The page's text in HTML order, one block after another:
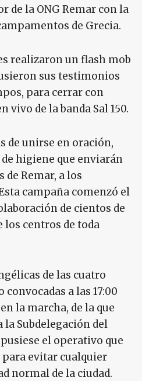
de la ONG Remar con la
de Grecia.
realizaron un flash mob
sus testimonios
para cerrar con
vivo de la banda Sal 150.
de unirse en oración,
higiene que enviarán
Remar, a los
campaña comenzó el
de cientos de
los centros de toda
de las cuatro
a las 17:00
la marcha, de la que
la Subdelegación del
el operativo que
para evitar cualquier
normal de la ciudad.